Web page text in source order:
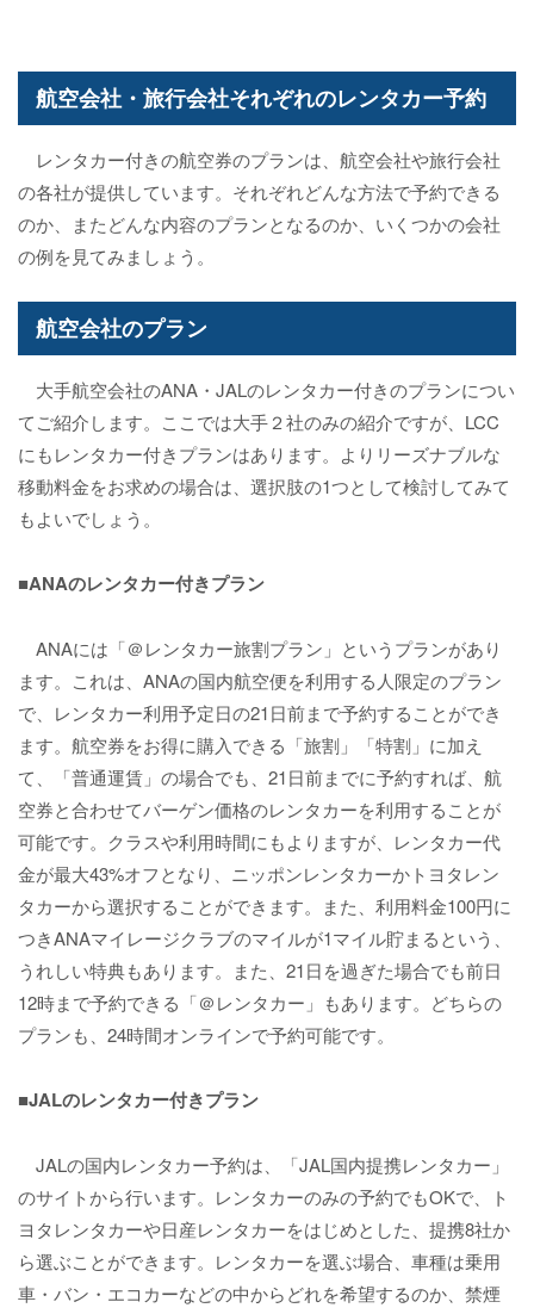
航空会社・旅行会社それぞれのレンタカー予約
レンタカー付きの航空券のプランは、航空会社や旅行会社
の各社が提供しています。それぞれどんな方法で予約できる
のか、またどんな内容のプランとなるのか、いくつかの会社
の例を見てみましょう。
航空会社のプラン
大手航空会社のANA・JALのレンタカー付きのプランについ
てご紹介します。ここでは大手２社のみの紹介ですが、LCC
にもレンタカー付きプランはあります。よりリーズナブルな
移動料金をお求めの場合は、選択肢の1つとして検討してみて
もよいでしょう。
■ANAのレンタカー付きプラン
ANAには「＠レンタカー旅割プラン」というプランがあり
ます。これは、ANAの国内航空便を利用する人限定のプラン
で、レンタカー利用予定日の21日前まで予約することができ
ます。航空券をお得に購入できる「旅割」「特割」に加え
て、「普通運賃」の場合でも、21日前までに予約すれば、航
空券と合わせてバーゲン価格のレンタカーを利用することが
可能です。クラスや利用時間にもよりますが、レンタカー代
金が最大43%オフとなり、ニッポンレンタカーかトヨタレン
タカーから選択することができます。また、利用料金100円に
つきANAマイレージクラブのマイルが1マイル貯まるという、
うれしい特典もあります。また、21日を過ぎた場合でも前日
12時まで予約できる「＠レンタカー」もあります。どちらの
プランも、24時間オンラインで予約可能です。
■JALのレンタカー付きプラン
JALの国内レンタカー予約は、「JAL国内提携レンタカー」
のサイトから行います。レンタカーのみの予約でもOKで、ト
ヨタレンタカーや日産レンタカーをはじめとした、提携8社か
ら選ぶことができます。レンタカーを選ぶ場合、車種は乗用
車・バン・エコカーなどの中からどれを希望するのか、禁煙